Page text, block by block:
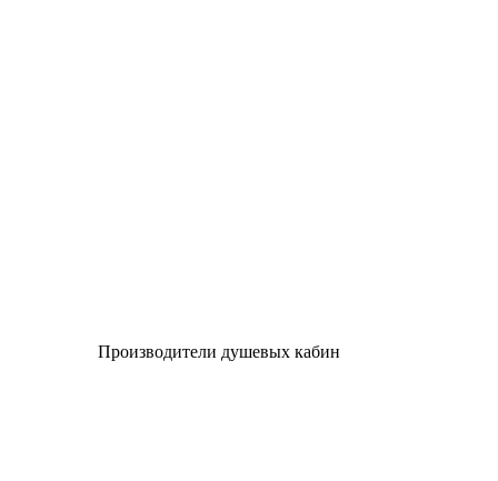
Производители душевых кабин